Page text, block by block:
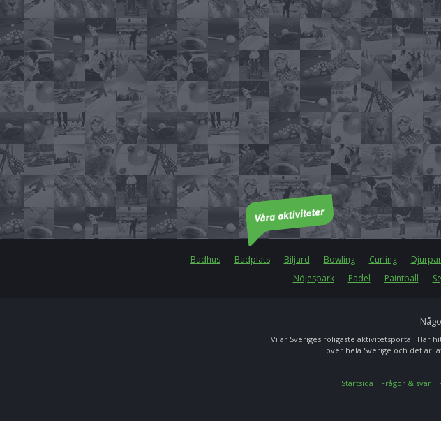
Badhus Badplats Biljard Bowling Curling
Nöjespark
Padel Paintball
Vi är Sveriges roligaste aktivitetsportal. Här
över hela Sverige och det är
Startsida Frågor & svar